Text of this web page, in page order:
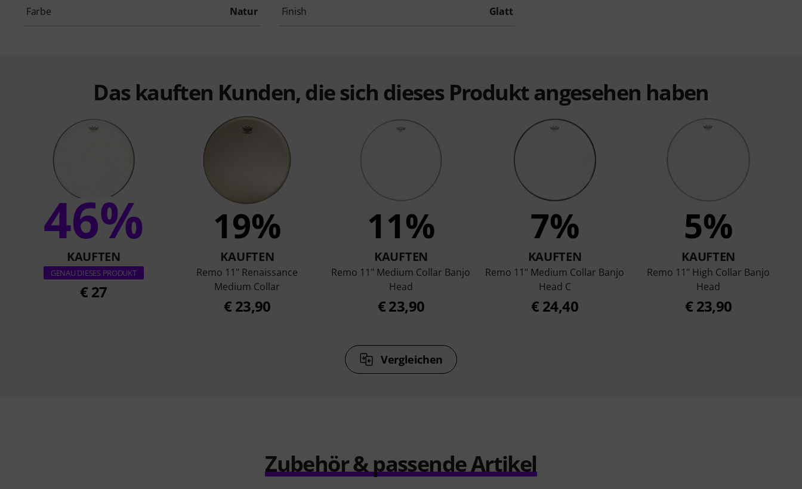
Farbe Natur Finish Glatt
Das kauften Kunden, die sich dieses Produkt angesehen haben
46%
KAUFTEN
GENAU DIESES PRODUKT
€ 27
19%
KAUFTEN
Remo 11" Renaissance
Medium Collar
€ 23,90
11%
KAUFTEN
Remo 11" Medium Collar Banjo
Head
€ 23,90
7%
KAUFTEN
Remo 11" Medium Collar Banjo
Head C
€ 24,40
5%
KAUFTEN
Remo 11" High Collar Banjo
Head
€ 23,90
Vergleichen
Zubehör & passende Artikel